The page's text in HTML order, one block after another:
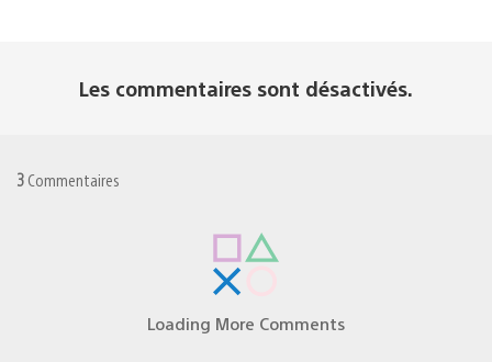
Les commentaires sont désactivés.
3 Commentaires
Il n’y a aucun de ces jeux offerts dans le ps store